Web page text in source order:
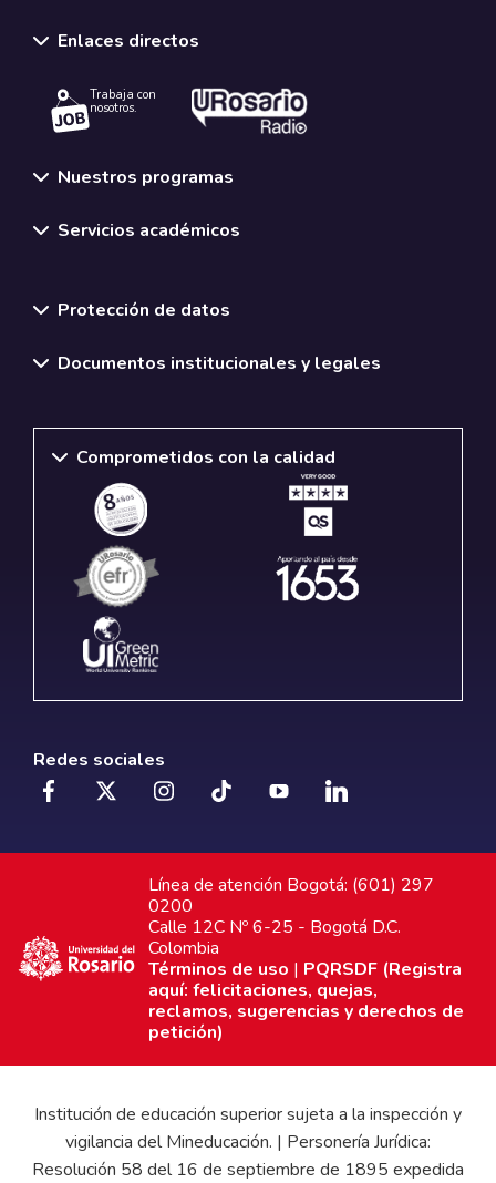
Enlaces directos
Trabaja con
nosotros.
Nuestros programas
Servicios académicos
Protección de datos
Documentos institucionales y legales
Comprometidos con la calidad
Redes sociales
Línea de atención Bogotá: (601) 297
0200
Calle 12C Nº 6-25 - Bogotá D.C.
Colombia
Términos de uso | PQRSDF (Registra
aquí: felicitaciones, quejas,
reclamos, sugerencias y derechos de
petición)
Institución de educación superior sujeta a la inspección y
vigilancia del Mineducación. | Personería Jurídica:
Resolución 58 del 16 de septiembre de 1895 expedida